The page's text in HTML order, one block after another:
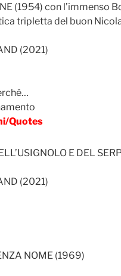
(1954) con l’immenso
tripletta del buon
(2021)
Quotes
E DEL
(2021)
NOME (1969)